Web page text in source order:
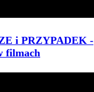
i PRZYPADEK -
filmach